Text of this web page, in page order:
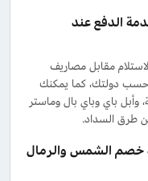
الدفع عند
مقابل مصاريف
حسب دولتك، كما يمكنك
وأبل باي وباي بال وماستر
طرق السداد.
خصم الشمس والرمال